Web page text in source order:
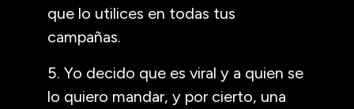
que lo utilices en todas tus
campañas.
5. Yo decido que es viral y a quien se
lo quiero mandar, y por cierto, una